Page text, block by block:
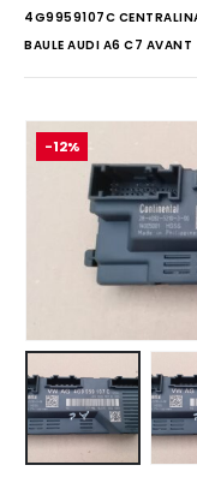
4G9959107C
BAULE AUDI A6 C7 AVANT
-12%